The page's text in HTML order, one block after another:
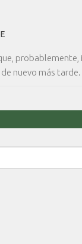
probablemente,
nuevo más tarde.